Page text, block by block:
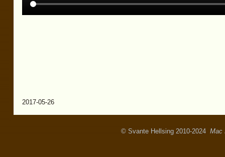
2017-05-26
© Svante Hellsing 2010-2024 Mac